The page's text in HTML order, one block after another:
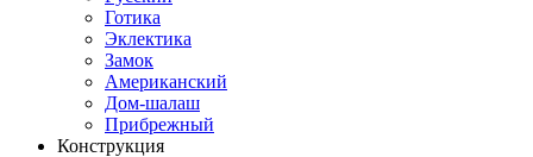
Готика
Эклектика
Замок
Американский
Дом-шалаш
Прибрежный
Конструкция